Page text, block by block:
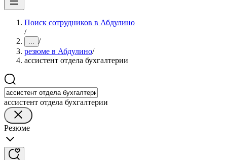
Поиск сотрудников в Абдулино
/
... /
резюме в Абдулино/
ассистент отдела бухгалтерии
ассистент отдела бухгалтерии
Резюме